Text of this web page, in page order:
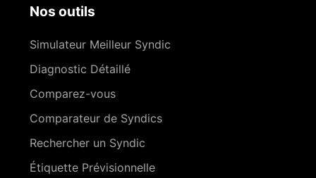
Nos outils
Simulateur Meilleur Syndic
Diagnostic Détaillé
Comparez-vous
Comparateur de Syndics
Rechercher un Syndic
Étiquette Prévisionnelle